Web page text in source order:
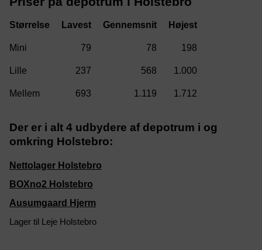
Størrelse
79 78 198
237 568 1.000
693 1.119 1.712
Der er i alt 4 udbydere af depotrum i og
omkring Holstebro:
Nettolager Holstebro
BOXno2 Holstebro
Ausumgaard Hjerm
Lager til Leje Holstebro